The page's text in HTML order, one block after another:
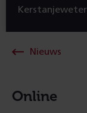
Nieuws
Online